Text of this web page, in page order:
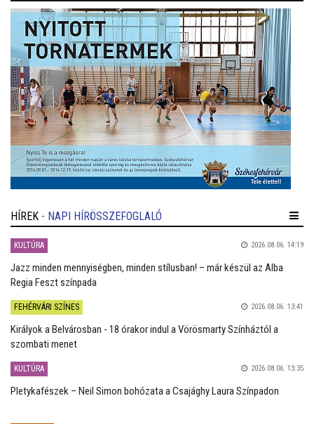
HÍREK - NAPI HÍRÖSSZEFOGLALÓ
KULTÚRA 2026.08.06. 14:19
Jazz minden mennyiségben, minden stílusban! – már készül az Alba
Regia Feszt színpada
FEHÉRVÁRI SZÍNES 2026.08.06. 13:41
Királyok a Belvárosban - 18 órakor indul a Vörösmarty Színháztól a
szombati menet
KULTÚRA 2026.08.06. 13:35
Pletykafészek – Neil Simon bohózata a Csajághy Laura Színpadon